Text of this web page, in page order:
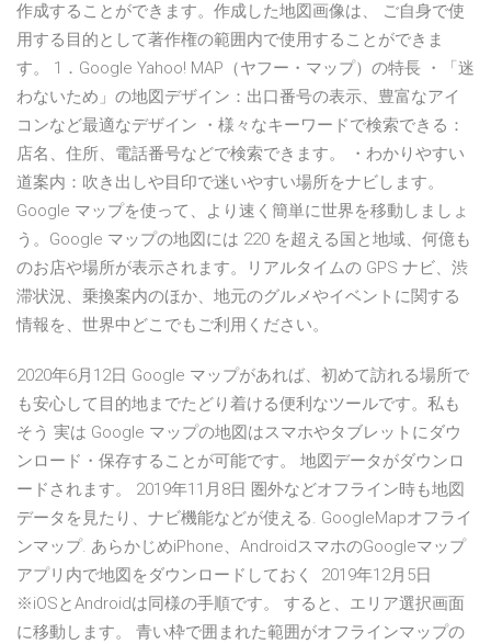
作成することができます。作成した地図画像は、 ご自身で使
用する目的として著作権の範囲内で使用することができま
す。 1．Google Yahoo! MAP（ヤフー・マップ）の特長 ・「迷
わないため」の地図デザイン：出口番号の表示、豊富なアイ
コンなど最適なデザイン ・様々なキーワードで検索できる：
店名、住所、電話番号などで検索できます。 ・わかりやすい
道案内：吹き出しや目印で迷いやすい場所をナビします。
Google マップを使って、より速く簡単に世界を移動しましょ
う。Google マップの地図には 220 を超える国と地域、何億も
のお店や場所が表示されます。リアルタイムの GPS ナビ、渋
滞状況、乗換案内のほか、地元のグルメやイベントに関する
情報を、世界中どこでもご利用ください。
2020年6月12日 Google マップがあれば、初めて訪れる場所で
も安心して目的地までたどり着ける便利なツールです。私も
そう 実は Google マップの地図はスマホやタブレットにダウ
ンロード・保存することが可能です。 地図データがダウンロ
ードされます。 2019年11月8日 圏外などオフライン時も地図
データを見たり、ナビ機能などが使える. GoogleMapオフライ
ンマップ. あらかじめiPhone、AndroidスマホのGoogleマップ
アプリ内で地図をダウンロードしておく 2019年12月5日
※iOSとAndroidは同様の手順です。 すると、エリア選択画面
に移動します。 青い枠で囲まれた範囲がオフラインマップの